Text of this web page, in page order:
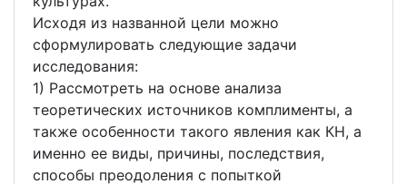
Исходя из названной цели можно
сформулировать следующие задачи
исследования:
1) Рассмотреть на основе анализа
теоретических источников комплименты, а
также особенности такого явления как КН, а
именно ее виды, причины, последствия,
способы преодоления с попыткой